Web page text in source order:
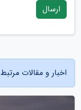
ارسال
اخبار و مقالات مرتبط